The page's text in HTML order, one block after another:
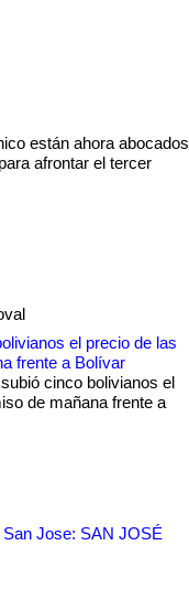
están ahora abocados
afrontar el tercer
el precio de las
frente a Bolívar
cinco bolivianos el
de mañana frente a
Jose: SAN JOSÉ